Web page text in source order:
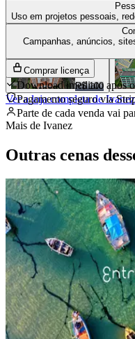
R$ 100
Ver a loja completa deIvanez
Uso em projetos pessoais,
Campanhas, anúncios,
Comprar licença
Download imediato após
Pagamento seguro via
Parte de cada venda vai
Mais de Ivanez
Outras cenas